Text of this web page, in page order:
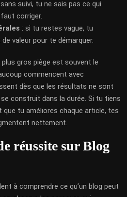
sans suivi, tu ne sais pas ce qui
corriger.
: si tu restes vague, tu
valeur pour te démarquer.
plus gros piège est souvent le
commencent avec
dès que les résultats ne sont
construit dans la durée. Si tu tiens
que tu améliores chaque article, tes
nettement.
réussite sur Blog
à comprendre ce qu’un blog peut